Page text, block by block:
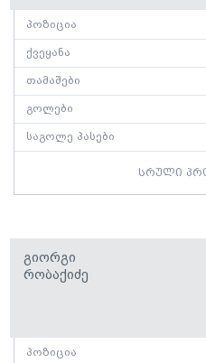
პოზიცია
ქვეყანა
თამაშები
გოლები
საგოლე პასები
სრული
Გიორგი
Რობაქიძე
პოზიცია